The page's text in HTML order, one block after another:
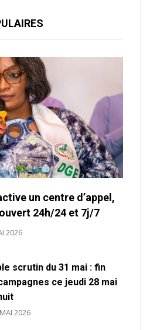
un centre d’appel,
24h/24 et 7j/7
2026
scrutin du 31 mai : fin
ce jeudi 28 mai
2026